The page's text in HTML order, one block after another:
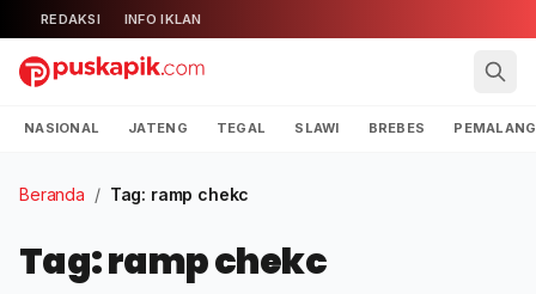
REDAKSI INFO IKLAN
NASIONAL JATENG TEGAL SLAWI BREBES PEMALANG
Beranda / Tag: ramp chekc
Tag: ramp chekc